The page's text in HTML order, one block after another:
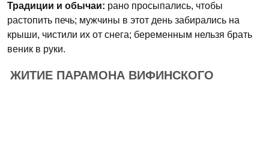
Традиции и обычаи: рано просыпались, чтобы
растопить печь; мужчины в этот день забирались на
крыши, чистили их от снега; беременным нельзя брать
веник в руки.
ЖИТИЕ ПАРАМОНА ВИФИНСКОГО